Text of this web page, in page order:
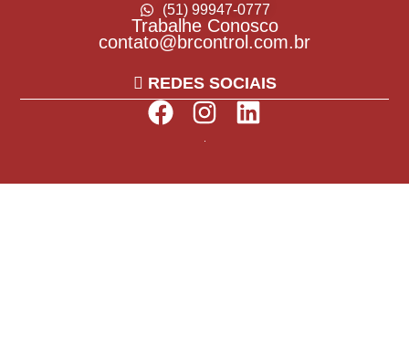
(51) 99947-0777
Trabalhe Conosco
contato@brcontrol.com.br
REDES SOCIAIS